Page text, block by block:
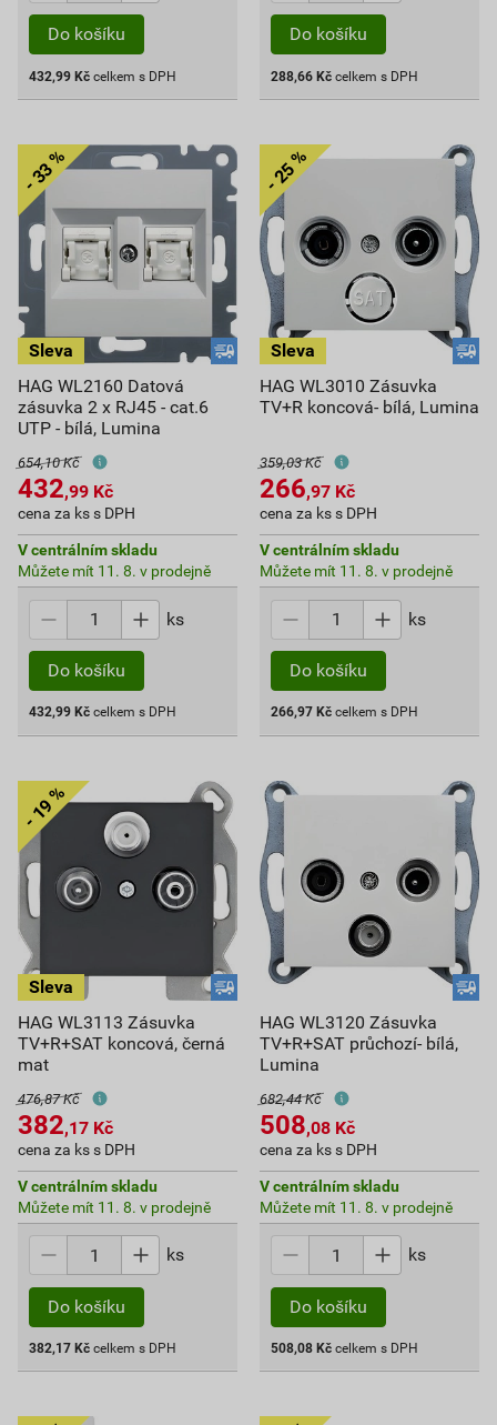
Do košíku
432,99 Kč celkem s DPH
Do košíku
288,66 Kč celkem s DPH
HAG WL2160 Datová
zásuvka 2 x RJ45 - cat.6
UTP - bílá, Lumina
654,10 Kč
432,99 Kč
cena za ks s DPH
V centrálním skladu
Můžete mít 11. 8. v prodejně
ks
Do košíku
432,99 Kč celkem s DPH
HAG WL3010 Zásuvka
TV+R koncová- bílá, Lumina
359,03 Kč
266,97 Kč
cena za ks s DPH
V centrálním skladu
Můžete mít 11. 8. v prodejně
ks
Do košíku
266,97 Kč celkem s DPH
HAG WL3113 Zásuvka
TV+R+SAT koncová, černá
mat
476,87 Kč
382,17 Kč
cena za ks s DPH
V centrálním skladu
Můžete mít 11. 8. v prodejně
ks
Do košíku
382,17 Kč celkem s DPH
HAG WL3120 Zásuvka
TV+R+SAT průchozí- bílá,
Lumina
682,44 Kč
508,08 Kč
cena za ks s DPH
V centrálním skladu
Můžete mít 11. 8. v prodejně
ks
Do košíku
508,08 Kč celkem s DPH